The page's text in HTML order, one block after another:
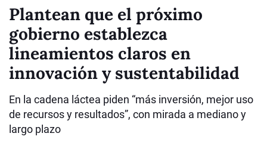
Plantean que el próximo
gobierno establezca
lineamientos claros en
innovación y sustentabilidad
En la cadena láctea piden “más inversión, mejor uso
de recursos y resultados”, con mirada a mediano y
largo plazo